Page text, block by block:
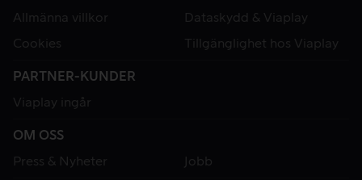
Allmänna villkor
Dataskydd & Viaplay
Cookies
Tillgänglighet hos Viaplay
PARTNER-KUNDER
Viaplay ingår
OM OSS
Press & Nyheter
Jobb